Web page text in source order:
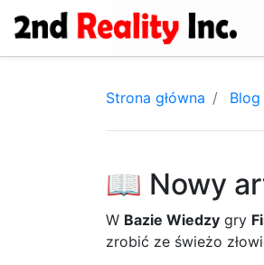
Strona główna Blog
📖 Nowy
W Bazie Wiedzy gry
zrobić ze świeżo